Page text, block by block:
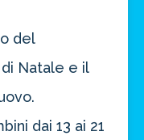
del
Natale e il
dai 13 ai 21